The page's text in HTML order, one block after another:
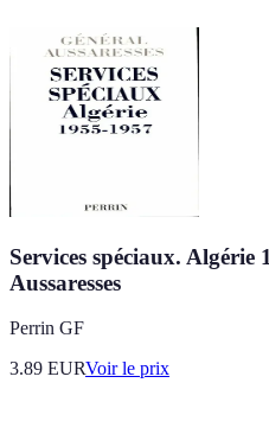
Services spéciaux. Algérie
Aussaresses
Perrin GF
3.89 EURVoir le prix